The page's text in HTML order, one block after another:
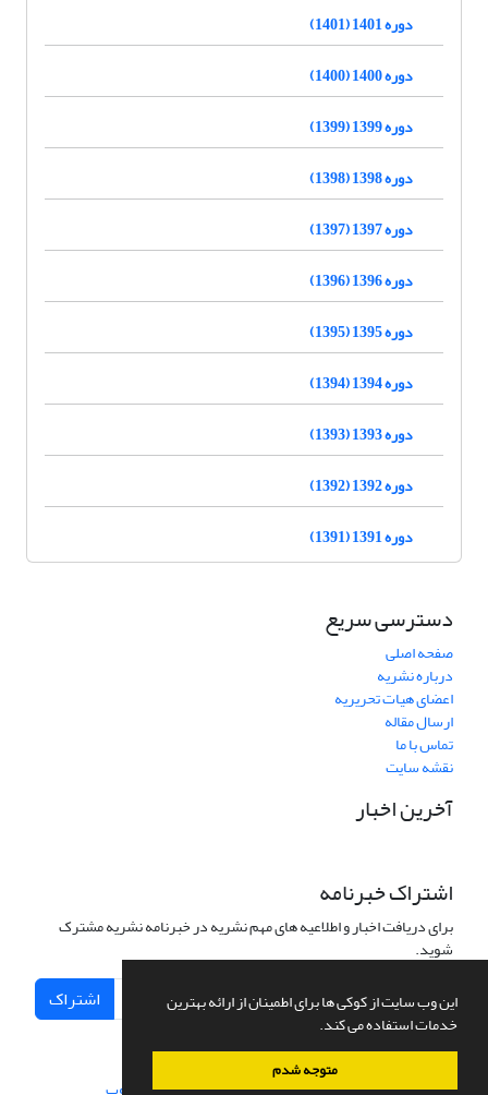
این وب سایت از کوکی ها برای اطمینان از ارائه بهترین
خدمات استفاده می کند.
متوجه شدم
دوره 1401 (1401)
دوره 1400 (1400)
دوره 1399 (1399)
دوره 1398 (1398)
دوره 1397 (1397)
دوره 1396 (1396)
دوره 1395 (1395)
دوره 1394 (1394)
دوره 1393 (1393)
دوره 1392 (1392)
دوره 1391 (1391)
دسترسی سریع
صفحه اصلی
درباره نشریه
اعضای هیات تحریریه
ارسال مقاله
تماس با ما
نقشه سایت
آخرین اخبار
اشتراک خبرنامه
برای دریافت اخبار و اطلاعیه های مهم نشریه در خبرنامه نشریه مشترک
شوید.
اشتراک
سامانه مدیریت نشریات علمی.طراحی و پیاده سازی از سیناوب